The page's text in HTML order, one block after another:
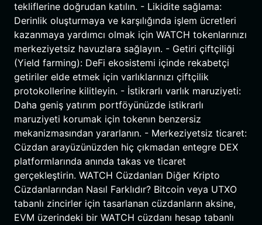
tekliflerine doğrudan katılın. - Likidite sağlama:
Derinlik oluşturmaya ve karşılığında işlem ücretleri
kazanmaya yardımcı olmak için WATCH tokenlarınızı
merkeziyetsiz havuzlara sağlayın. - Getiri çiftçiliği
(Yield farming): DeFi ekosistemi içinde rekabetçi
getiriler elde etmek için varlıklarınızı çiftçilik
protokollerine kilitleyin. - İstikrarlı varlık maruziyeti:
Daha geniş yatırım portföyünüzde istikrarlı
maruziyeti korumak için tokenın benzersiz
mekanizmasından yararlanın. - Merkeziyetsiz ticaret:
Cüzdan arayüzünüzden hiç çıkmadan entegre DEX
platformlarında anında takas ve ticaret
gerçekleştirin. WATCH Cüzdanları Diğer Kripto
Cüzdanlarından Nasıl Farklıdır? Bitcoin veya UTXO
tabanlı zincirler için tasarlanan cüzdanların aksine,
EVM üzerindeki bir WATCH cüzdanı hesap tabanlı